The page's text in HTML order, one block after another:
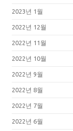
2023년 1월
2022년 12월
2022년 11월
2022년 10월
2022년 9월
2022년 8월
2022년 7월
2022년 6월